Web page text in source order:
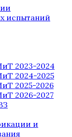
испытаний
2023-2024
2024-2025
2025-2026
2026-2027
и